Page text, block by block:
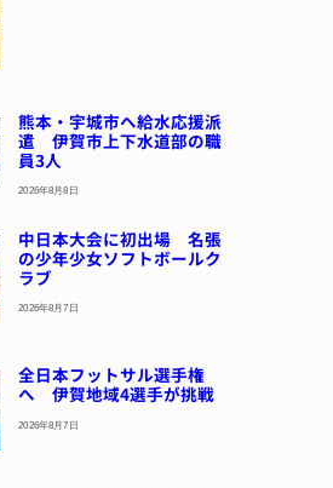
熊本・宇城市へ給水応援派
遣 伊賀市上下水道部の職
員3人
2026年8月8日
中日本大会に初出場 名張
の少年少女ソフトボールク
ラブ
2026年8月7日
全日本フットサル選手権
へ 伊賀地域4選手が挑戦
2026年8月7日